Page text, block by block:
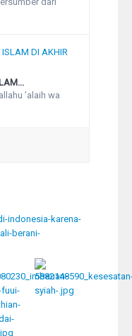
’alaih wa